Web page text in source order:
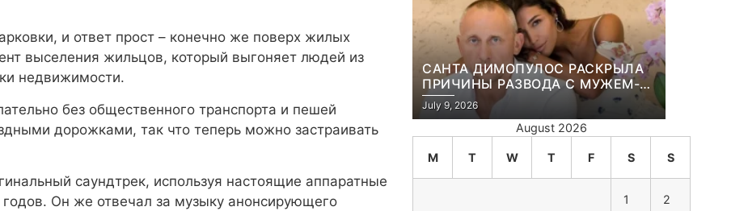
и ответ прост – конечно же поверх жилых
выселения жильцов, который выгоняет людей из
недвижимости.
без общественного транспорта и пешей
дорожками, так что теперь можно застраивать
саундтрек, используя настоящие аппаратные
Он же отвечал за музыку анонсирующего
САНТА ДИМОПУЛОС РАСКРЫЛА
ПРИЧИНЫ РАЗВОДА С МУЖЕМ-
БИЗНЕСМЕНОМ
July 9, 2026
August 2026
M T W T F S S
1 2